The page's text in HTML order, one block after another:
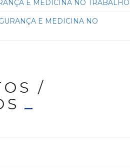
E MEDICINA NO TRABALHO
E MEDICINA NO
/